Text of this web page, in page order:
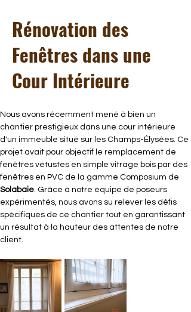
Rénovation des
Fenêtres dans une
Cour Intérieure
Nous avons récemment mené à bien un
chantier prestigieux dans une cour intérieure
d'un immeuble situé sur les Champs-Élysées. Ce
projet avait pour objectif le remplacement de
fenêtres vétustes en simple vitrage bois par des
fenêtres en PVC de la gamme Composium de
Solabaie. Grâce à notre équipe de poseurs
expérimentés, nous avons su relever les défis
spécifiques de ce chantier tout en garantissant
un résultat à la hauteur des attentes de notre
client.